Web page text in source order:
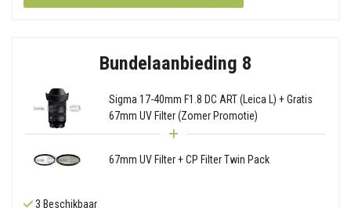
Bundelaanbieding 8
Sigma 17-40mm F1.8 DC ART (Leica L) + Gratis
67mm UV Filter (Zomer Promotie)
67mm UV Filter + CP Filter Twin Pack
3 Beschikbaar